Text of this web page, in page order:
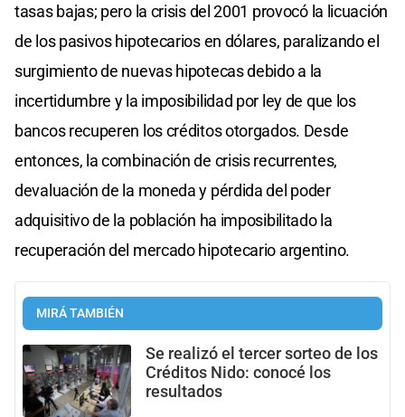
tasas bajas; pero la crisis del 2001 provocó la licuación
de los pasivos hipotecarios en dólares, paralizando el
surgimiento de nuevas hipotecas debido a la
incertidumbre y la imposibilidad por ley de que los
bancos recuperen los créditos otorgados. Desde
entonces, la combinación de crisis recurrentes,
devaluación de la moneda y pérdida del poder
adquisitivo de la población ha imposibilitado la
recuperación del mercado hipotecario argentino.
MIRÁ TAMBIÉN
Se realizó el tercer sorteo de los
Créditos Nido: conocé los
resultados